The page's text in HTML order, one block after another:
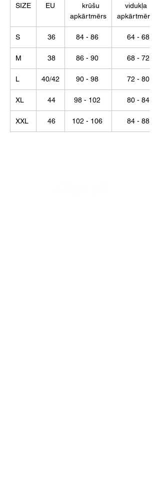
SIZE EU
krūšu
apkārtmērs
vidukļa
apkārtmērs
S 36 84 - 86 64 - 68
M 38 86 - 90 68 - 72
L 40/42 90 - 98 72 - 80
XL 44 98 - 102 80 - 84
XXL 46 102 - 106 84 - 88